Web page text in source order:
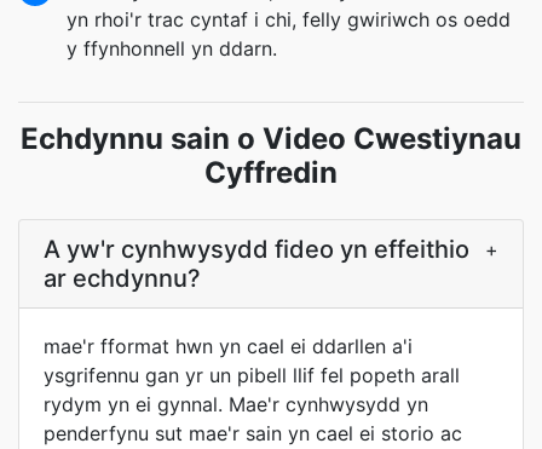
yn rhoi'r trac cyntaf i chi, felly gwiriwch os oedd
y ffynhonnell yn ddarn.
Echdynnu sain o Video Cwestiynau
Cyffredin
A yw'r cynhwysydd fideo yn effeithio
ar echdynnu?
+
mae'r fformat hwn yn cael ei ddarllen a'i
ysgrifennu gan yr un pibell llif fel popeth arall
rydym yn ei gynnal. Mae'r cynhwysydd yn
penderfynu sut mae'r sain yn cael ei storio ac